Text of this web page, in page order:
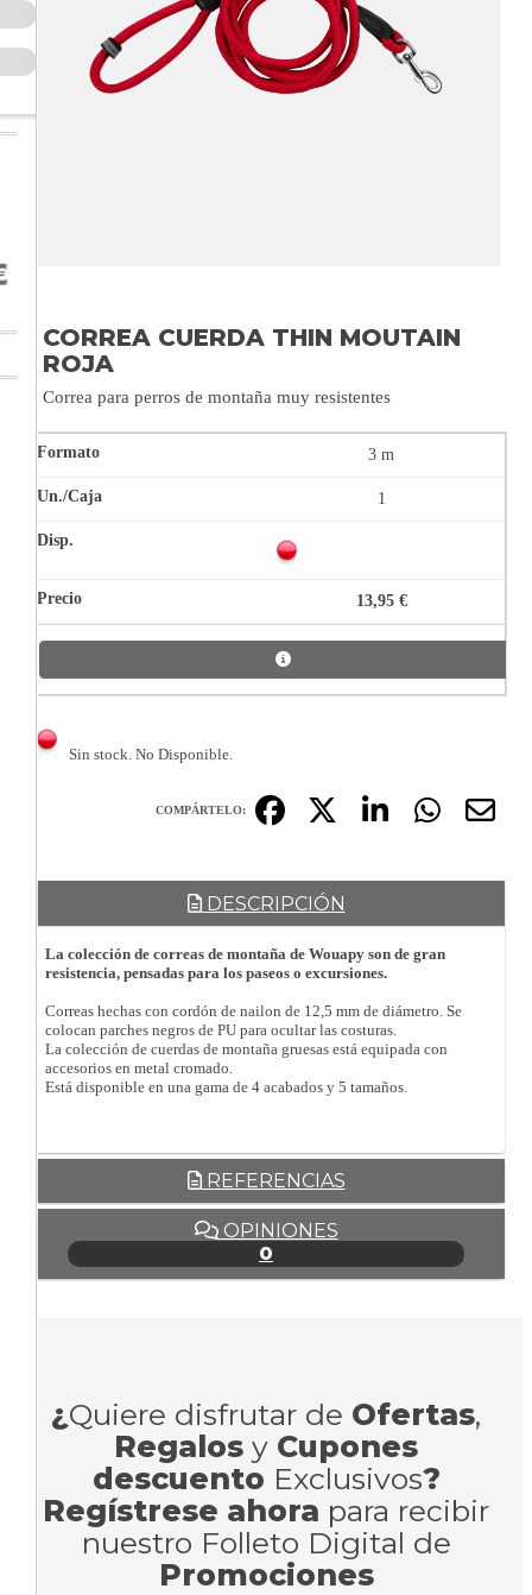
CORREA CUERDA THIN MOUTAIN
ROJA
Correa para perros de montaña muy resistentes
3 m
1
13,95 €
Sin stock. No Disponible.
COMPÁRTELO:
DESCRIPCIÓN
La colección de correas de montaña de Wouapy son de gran
resistencia, pensadas para los paseos o excursiones.
Correas hechas con cordón de nailon de 12,5 mm de diámetro. Se
colocan parches negros de PU para ocultar las costuras.
La colección de cuerdas de montaña gruesas está equipada con
accesorios en metal cromado.
Está disponible en una gama de 4 acabados y 5 tamaños.
REFERENCIAS
OPINIONES
0
¿Quiere disfrutar de Ofertas,
Regalos y Cupones
descuento Exclusivos?
Regístrese ahora para recibir
nuestro Folleto Digital de
Promociones